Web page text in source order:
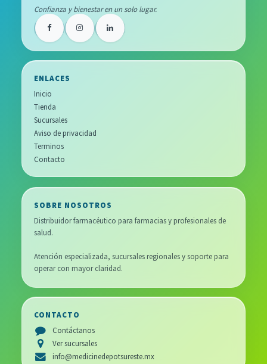
Confianza y bienestar en un solo lugar.
ENLACES
Inicio
Tienda
Sucursales
Aviso de privacidad
Terminos
Contacto
SOBRE NOSOTROS
Distribuidor farmacéutico para farmacias y profesionales de
salud.
Atención especializada, sucursales regionales y soporte para
operar con mayor claridad.
CONTACTO
Contáctanos
Ver sucursales
info@medicinedepotsureste.mx